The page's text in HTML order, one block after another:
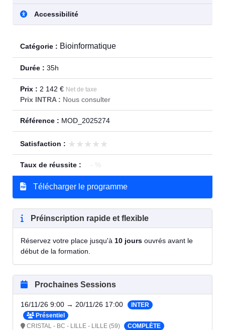
Accessibilité
Catégorie : Bioinformatique
Durée : 35h
Prix : 2 142 € Net de taxe
Prix INTRA : Nous consulter
Référence : MOD_2025274
Satisfaction : ★★★★★
★★★★★
Taux de réussite : - %
Télécharger le programme
Préinscription rapide et flexible
Réservez votre place jusqu'à 10 jours ouvrés avant le
début de la formation.
Prochaines Sessions
16/11/26 9:00 → 20/11/26 17:00
INTER
Présentiel
CRISTAL - BC - LILLE - LILLE (59)
COMPLÈTE